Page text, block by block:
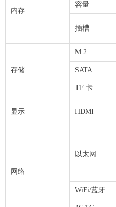
内存
容量
插槽
存储
M.2
SATA
TF 卡
显示 HDMI
网络
以太网
WiFi/蓝牙